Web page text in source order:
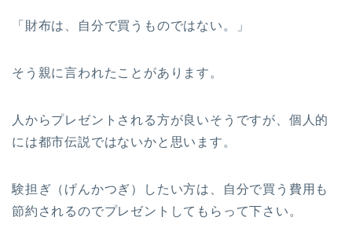
「財布は、自分で買うものではない。」
そう親に言われたことがあります。
人からプレゼントされる方が良いそうですが、個人的
には都市伝説ではないかと思います。
験担ぎ（げんかつぎ）したい方は、自分で買う費用も
節約されるのでプレゼントしてもらって下さい。